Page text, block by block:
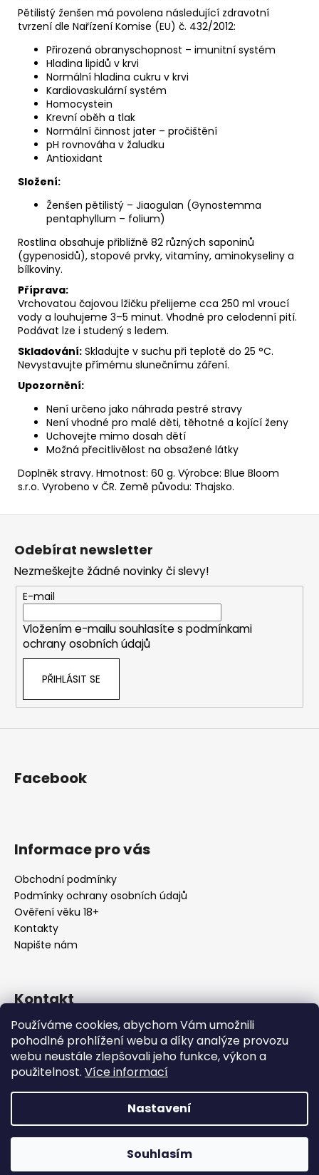
Používáme cookies, abychom Vám umožnili
pohodlné prohlížení webu a díky analýze provozu
webu neustále zlepšovali jeho funkce, výkon a
použitelnost. Více informací
Nastavení
Souhlasím
Pětilistý ženšen má povolena následující zdravotní
tvrzení dle Nařízení Komise (EU) č. 432/2012:
Přirozená obranyschopnost – imunitní systém
Hladina lipidů v krvi
Normální hladina cukru v krvi
Kardiovaskulární systém
Homocystein
Krevní oběh a tlak
Normální činnost jater – pročištění
pH rovnováha v žaludku
Antioxidant
Složení:
Ženšen pětilistý – Jiaogulan (Gynostemma
pentaphyllum – folium)
Rostlina obsahuje přibližně 82 různých saponinů
(gypenosidů), stopové prvky, vitamíny, aminokyseliny a
bílkoviny.
Příprava:
Vrchovatou čajovou lžičku přelijeme cca 250 ml vroucí
vody a louhujeme 3–5 minut. Vhodné pro celodenní pití.
Podávat lze i studený s ledem.
Skladování: Skladujte v suchu při teplotě do 25 °C.
Nevystavujte přímému slunečnímu záření.
Upozornění:
Není určeno jako náhrada pestré stravy
Není vhodné pro malé děti, těhotné a kojící ženy
Uchovejte mimo dosah dětí
Možná přecitlivělost na obsažené látky
Doplněk stravy. Hmotnost: 60 g. Výrobce: Blue Bloom
s.r.o. Vyrobeno v ČR. Země původu: Thajsko.
Z
Odebírat newsletter
Nezmeškejte žádné novinky či slevy!
E-mail
Vložením e-mailu souhlasíte s podmínkami
ochrany osobních údajů
PŘIHLÁSIT SE
Facebook
Informace pro vás
Obchodní podmínky
Podmínky ochrany osobních údajů
Ověření věku 18+
Kontakty
Napište nám
Kontakt
info@urbansmoke.cz
+420602745932
UrbanSmoke
urbansmoke_shop
Copyright 2026UrbanSmoke. Všechna práva vyhrazena.